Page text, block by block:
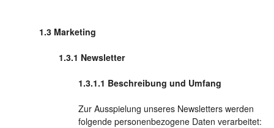
Marketing
Newsletter
Beschreibung und Umfang
Zur Ausspielung unseres Newsletters werden
folgende personenbezogene Daten verarbeitet: